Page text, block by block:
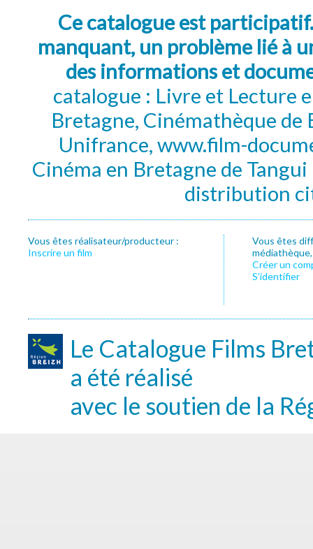
Ce catalogue est
manquant, un problème lié à
des informations et
catalogue : Livre et Lecture
Bretagne, Cinémathèque de
Unifrance, www.film-
Cinéma en Bretagne de
distribution
Vous êtes réalisateur/producteur :
Inscrire un film
Vous êtes
Créer un
S’identifier
Le Catalogue Films
a été réalisé
avec le soutien de la